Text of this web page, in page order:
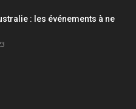
: les événements à ne